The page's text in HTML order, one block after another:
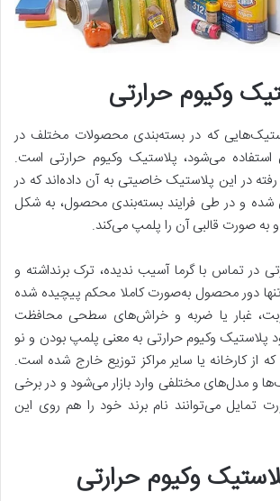
وکیوم حرارتی
که در بسته‌بندی محصولات مختلف در
استفاده می‌شود، پلاستیک وکیوم حرارتی است.
رفته در این پلاستیک خاصیتی به آن داده‌اند که در
شده و در طی فرایند بسته‌بندی محصول، به شکل
صورت قالبی آن را پلمپ می‌کند.
در تماس با گرما آسیب ندیده، ترک برنداشته و
دور محصول به‌صورت کاملا محکم پیچیده شده
غبار یا ضربه و خراش‌های سطحی محافظت
وکیوم حرارتی به معنی پلمپ بودن و نو
کارخانه یا سایر مراکز توزیع خارج شده است.
و مدل‌های مختلفی وارد بازار می‌شود و در برخی
تمایل می‌توانند نام برند خود را هم روی این
وکیوم حرارتی